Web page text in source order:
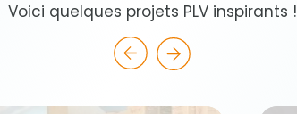
Voici quelques projets PLV inspirants !